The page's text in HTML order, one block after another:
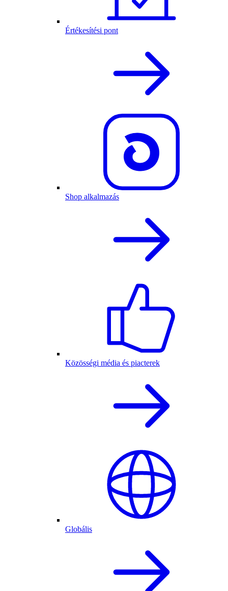
Értékesítési pont
Shop alkalmazás
Közösségi média és piacterek
Globális